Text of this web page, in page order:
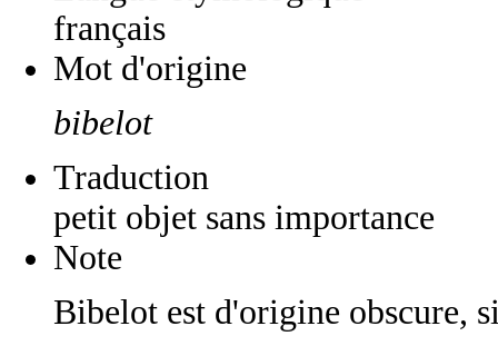
français
Mot d'origine
bibelot
Traduction
petit objet sans importance
Note
Bibelot est d'origine obscure,